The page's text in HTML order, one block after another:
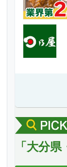
「大分県